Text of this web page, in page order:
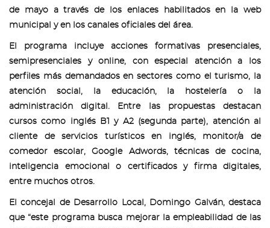
de mayo a través de los enlaces habilitados en la web
municipal y en los canales oficiales del área.
El programa incluye acciones formativas presenciales,
semipresenciales y online, con especial atención a los
perfiles más demandados en sectores como el turismo, la
atención social, la educación, la hostelería o la
administración digital. Entre las propuestas destacan
cursos como inglés B1 y A2 (segunda parte), atención al
cliente de servicios turísticos en inglés, monitor/a de
comedor escolar, Google Adwords, técnicas de cocina,
inteligencia emocional o certificados y firma digitales,
entre muchos otros.
El concejal de Desarrollo Local, Domingo Galván, destaca
que “este programa busca mejorar la empleabilidad de las